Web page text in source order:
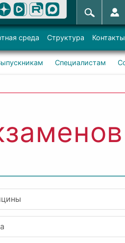
среда Структура Контакты
Специалистам